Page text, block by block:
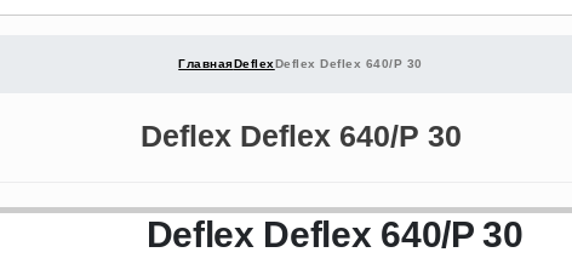
ГлавнаяDeflexDeflex Deflex 640/P 30
Deflex Deflex 640/P 30
Deflex Deflex 640/P 30